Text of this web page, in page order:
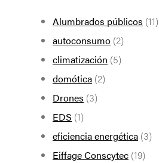
Alumbrados públicos (11)
autoconsumo (2)
climatización (5)
domótica (2)
Drones (3)
EDS (1)
eficiencia energética (3)
Eiffage Conscytec (19)